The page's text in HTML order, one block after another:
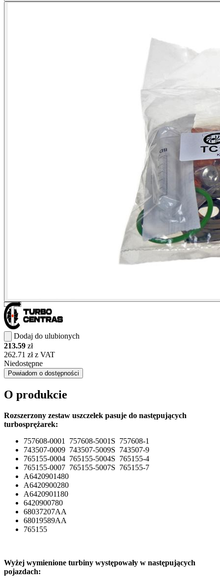
Dodaj do ulubionych
213.59 zł
262.71 zł z VAT
Niedostępne
Powiadom o dostępności
O produkcie
Rozszerzony zestaw uszczelek pasuje do następujących
turbosprężarek:
757608-0001 757608-5001S 757608-1
743507-0009 743507-5009S 743507-9
765155-0004 765155-5004S 765155-4
765155-0007 765155-5007S 765155-7
A6420901480
A6420900280
A6420901180
6420900780
68037207AA
68019589AA
765155
Wyżej wymienione turbiny występowały w następujących
pojazdach: